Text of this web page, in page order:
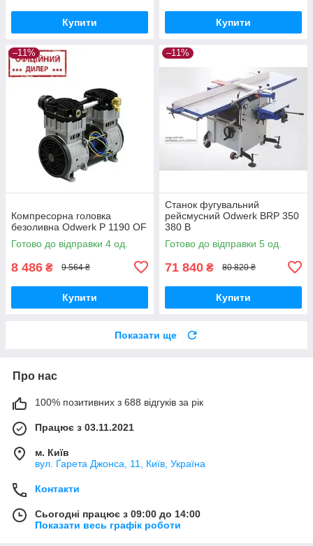
Купити Купити
–11%
Компресорна головка
безоливна Odwerk P 1190 OF
Готово до відправки 4 од.
8 486 ₴ 9 564 ₴
Купити
–11%
Станок фугувальний
рейсмусний Odwerk BRP 350
380 В
Готово до відправки 5 од.
71 840 ₴ 80 820 ₴
Купити
Показати ще
Про нас
100% позитивних з 688 відгуків за рік
Працює з 03.11.2021
м. Київ
вул. Ґарета Джонса, 11, Київ, Україна
Контакти
Сьогодні працює з 09:00 до 14:00
Показати весь графік роботи